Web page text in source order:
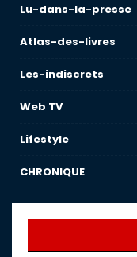
Lu-dans-la-presse
Atlas-des-livres
Les-indiscrets
Web TV
Lifestyle
CHRONIQUE